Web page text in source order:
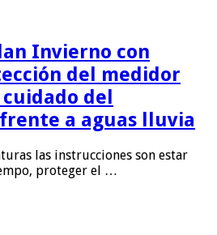
Invierno con
del medidor
del
a aguas lluvia
las instrucciones son estar
proteger el …